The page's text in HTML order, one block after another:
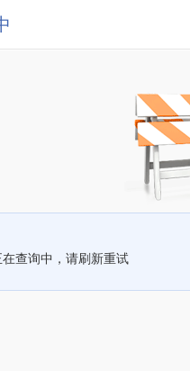
在查询中，请刷新重试